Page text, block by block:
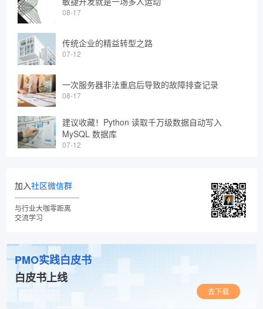
08-17
传统企业的精益转型之路
07-12
一次服务器非法重启后导致的故障排查记录
08-17
建议收藏！Python 读取千万级数据自动写入
MySQL 数据库
07-12
加入社区微信群
与行业大咖零距离
交流学习
PMO实践白皮书
白皮书上线
去下载